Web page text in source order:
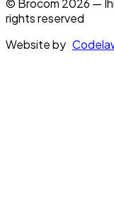
© Brocom 2026 —
rights reserved
Website by